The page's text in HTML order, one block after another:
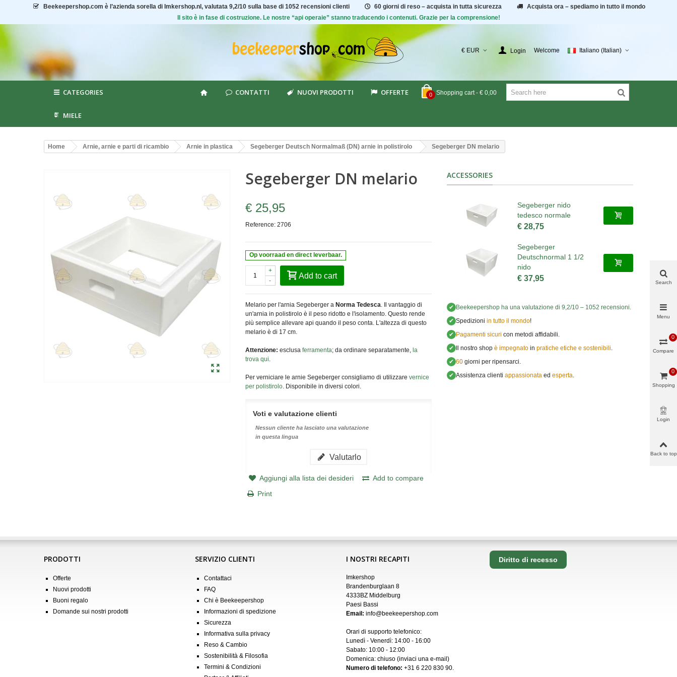
Beekeepershop.com è l’azienda sorella di Imkershop.nl, valutata 9,2/10 sulla base di 1052 recensioni clienti 60 giorni di reso – acquista in tutta sicurezza
Acquista ora – spediamo in tutto il mondo
Il sito è in fase di costruzione. Le nostre “api operaie” stanno traducendo i contenuti. Grazie per la comprensione!
€ EUR Login Welcome Italiano (Italian)
0 Shopping cart - € 0,00
CATEGORIES CONTATTI NUOVI PRODOTTI OFFERTE
MIELE
Home Arnie, arnie e parti di ricambio Arnie in plastica Segeberger Deutsch Normalmaß (DN) arnie in polistirolo Segeberger DN melario
Segeberger DN melario
€ 25,95
Reference: 2706
Op voorraad en direct leverbaar.
-
+
Add to cart
Melario per l'arnia Segeberger a Norma Tedesca. Il vantaggio di
un'arnia in polistirolo è il peso ridotto e l'isolamento. Questo rende
più semplice allevare api quando il peso conta. L'altezza di questo
melario è di 17 cm.
Attenzione: esclusa ferramenta; da ordinare separatamente, la
trova qui.
Per verniciare le arnie Segeberger consigliamo di utilizzare vernice
per polistirolo. Disponibile in diversi colori.
Voti e valutazione clienti
Nessun cliente ha lasciato una valutazione
in questa lingua
Valutarlo
Aggiungi alla lista dei desideri
Add to compare
Print
ACCESSORIES
Segeberger nido
tedesco normale
€ 28,75
Segeberger
Deutschnormal 1 1/2
nido
€ 37,95
✔ Beekeepershopha una valutazione di 9,2/10 –1052 recensioni.
✔ Spedizioni in tutto il mondo!
✔ Pagamenti sicuri con metodi affidabili.
✔ Il nostro shop è impegnatoin pratiche etiche e sostenibili.
✔ 60giorni per ripensarci.
✔ Assistenza clienti appassionataed esperta.
PRODOTTI
Offerte
Nuovi prodotti
Buoni regalo
Domande sui nostri prodotti
SERVIZIO CLIENTI
Contattaci
FAQ
Chi è Beekeepershop
Informazioni di spedizione
Sicurezza
Informativa sulla privacy
Reso & Cambio
Sostenibilità & Filosofia
Termini & Condizioni
I NOSTRI RECAPITI
Imkershop
Brandenburglaan 8
4333BZ Middelburg
Paesi Bassi
Email: info@beekeepershop.com
Orari di supporto telefonico:
Lunedì - Venerdì: 14:00 - 16:00
Sabato: 10:00 - 12:00
Domenica: chiuso (inviaci una e-mail )
Numero di telefono: +31 6 220 830 90.
Diritto di recesso
Search
Menu
Compare
0
Shopping
0
Login
Back to top